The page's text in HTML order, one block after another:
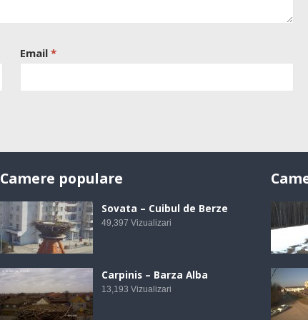
Email *
Camere populare
Sovata – Cuibul de Berze
49,397 Vizualizari
Carpinis – Barza Alba
13,193 Vizualizari